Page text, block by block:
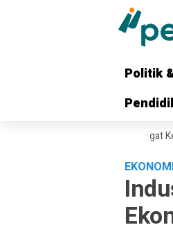
Politik
Politik
Khofifah Perkuat Semangat